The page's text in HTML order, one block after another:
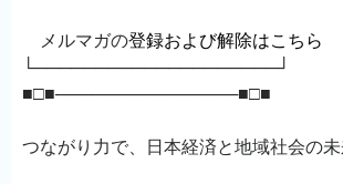
メルマガの登録および解除はこちら
└────────────────────┘
■□■───────────────■□■
つながり力で、日本経済と地域社会の未